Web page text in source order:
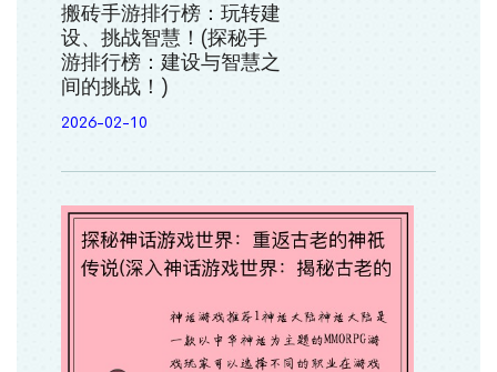
搬砖手游排行榜：玩转建
设、挑战智慧！(探秘手
游排行榜：建设与智慧之
间的挑战！)
2026-02-10